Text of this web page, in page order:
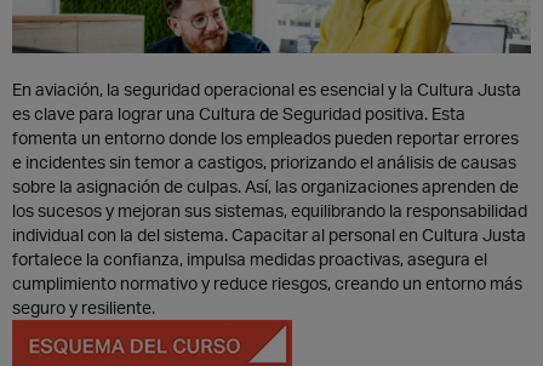
En aviación, la seguridad operacional es esencial y la Cultura Justa
es clave para lograr una Cultura de Seguridad positiva. Esta
fomenta un entorno donde los empleados pueden reportar errores
e incidentes sin temor a castigos, priorizando el análisis de causas
sobre la asignación de culpas. Así, las organizaciones aprenden de
los sucesos y mejoran sus sistemas, equilibrando la responsabilidad
individual con la del sistema. Capacitar al personal en Cultura Justa
fortalece la confianza, impulsa medidas proactivas, asegura el
cumplimiento normativo y reduce riesgos, creando un entorno más
seguro y resiliente.